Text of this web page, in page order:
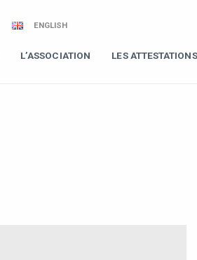
ENGLISH
L’ASSOCIATION LES